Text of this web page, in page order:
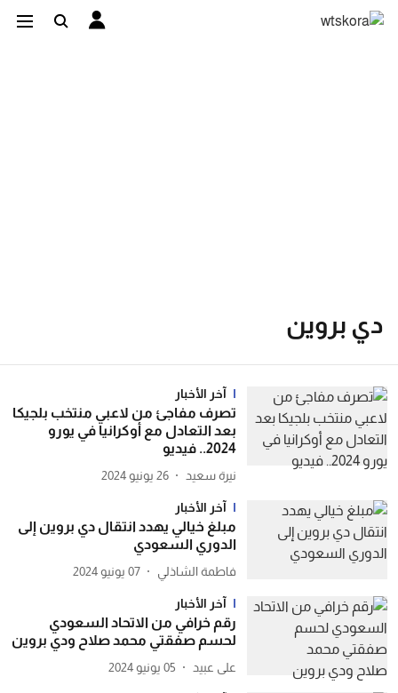
دي بروين
آخر الأخبار
تصرف مفاجئ من لاعبي منتخب بلجيكا
بعد التعادل مع أوكرانيا في يورو
2024.. فيديو
نيرة سعيد 26 يونيو 2024
آخر الأخبار
مبلغ خيالي يهدد انتقال دي بروين إلى
الدوري السعودي
فاطمة الشاذلي 07 يونيو 2024
آخر الأخبار
رقم خرافي من الاتحاد السعودي
لحسم صفقتي محمد صلاح ودي بروين
05 يونيو 2024